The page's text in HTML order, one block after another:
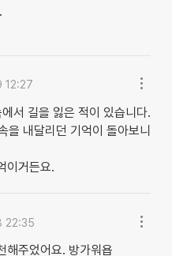
12:27
서 길을 잃은 적이 있습니다.
을 내달리던 기억이 돌아보니
이거든요.
22:35
해주었어요. 방가워욥